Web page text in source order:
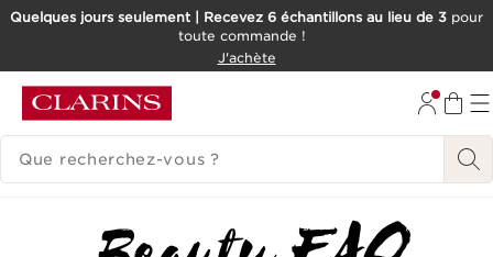
ALLER AU CONTENU
Quelques jours seulement | Recevez 6 échantillons au lieu de 3 pour
toute commande !
J'achète
HISTORIQUE DES RECHERCHES